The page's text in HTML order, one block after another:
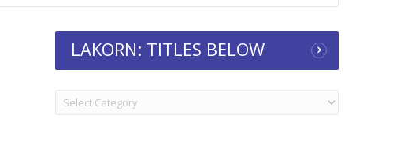
LAKORN: TITLES BELOW
LAKORN:
TITLES